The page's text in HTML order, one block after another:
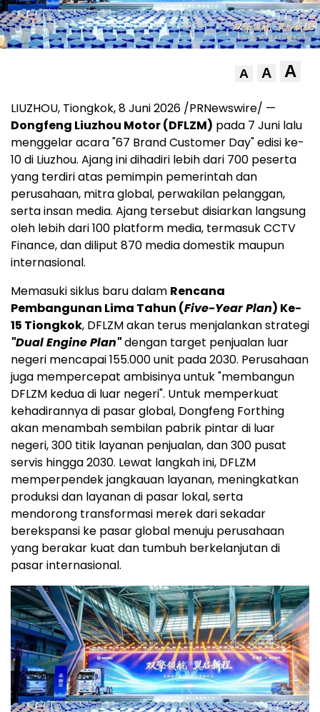
A A A
LIUZHOU, Tiongkok, 8 Juni 2026 /PRNewswire/ —
Dongfeng Liuzhou Motor (DFLZM) pada 7 Juni lalu
menggelar acara "67 Brand Customer Day" edisi ke-
10 di Liuzhou. Ajang ini dihadiri lebih dari 700 peserta
yang terdiri atas pemimpin pemerintah dan
perusahaan, mitra global, perwakilan pelanggan,
serta insan media. Ajang tersebut disiarkan langsung
oleh lebih dari 100 platform media, termasuk CCTV
Finance, dan diliput 870 media domestik maupun
internasional.
Memasuki siklus baru dalam Rencana
Pembangunan Lima Tahun (Five-Year Plan) Ke-
15 Tiongkok, DFLZM akan terus menjalankan strategi
"Dual Engine Plan"dengan target penjualan luar
negeri mencapai 155.000 unit pada 2030. Perusahaan
juga mempercepat ambisinya untuk "membangun
DFLZM kedua di luar negeri". Untuk memperkuat
kehadirannya di pasar global, Dongfeng Forthing
akan menambah sembilan pabrik pintar di luar
negeri, 300 titik layanan penjualan, dan 300 pusat
servis hingga 2030. Lewat langkah ini, DFLZM
memperpendek jangkauan layanan, meningkatkan
produksi dan layanan di pasar lokal, serta
mendorong transformasi merek dari sekadar
berekspansi ke pasar global menuju perusahaan
yang berakar kuat dan tumbuh berkelanjutan di
pasar internasional.